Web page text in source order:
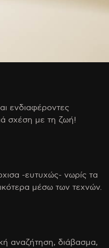
ενδιαφέροντες
σχέση με τη ζωή!
-ευτυχώς- νωρίς τα
μέσω των τεχνών.
αναζήτηση, διάβασμα,